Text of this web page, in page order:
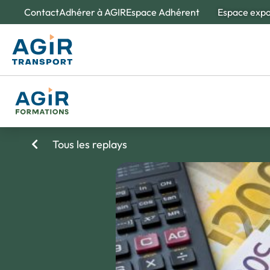
ContactAdhérer à AGIREspace Adhérent Espace
Création et
Nos valeurs
Un
de la
Tous les replays